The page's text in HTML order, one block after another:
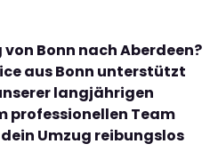
Bonn nach Aberdeen?
aus Bonn unterstützt
langjährigen
professionellen Team
Umzug reibungslos